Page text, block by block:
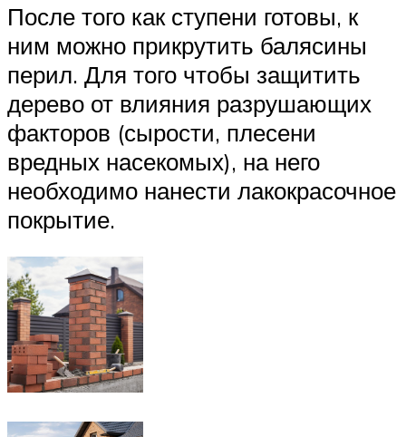
После того как ступени готовы, к
ним можно прикрутить балясины
перил. Для того чтобы защитить
дерево от влияния разрушающих
факторов (сырости, плесени
вредных насекомых), на него
необходимо нанести лакокрасочное
покрытие.